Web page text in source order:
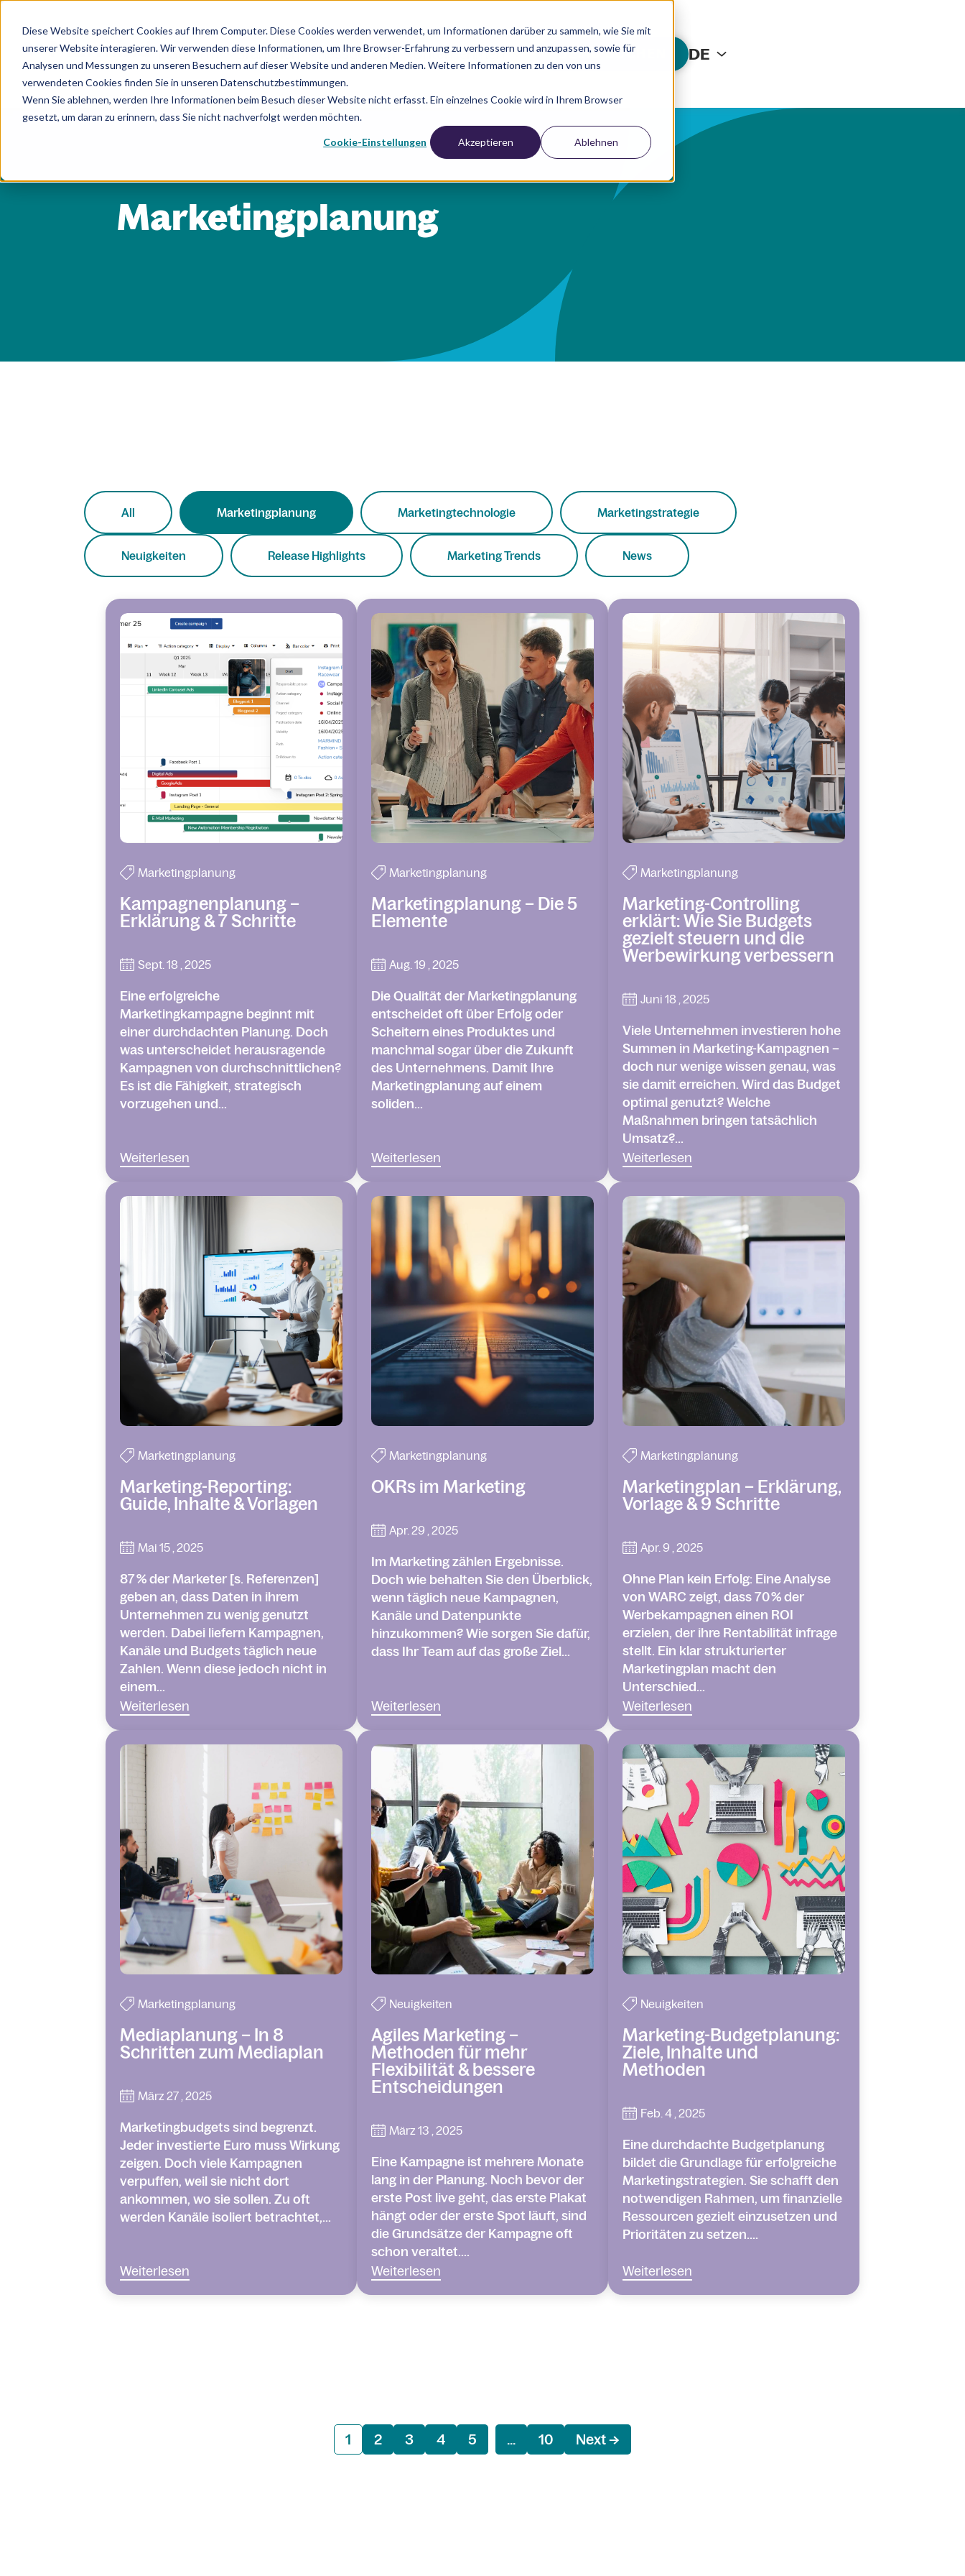
Diese Website speichert Cookies auf Ihrem Computer. Diese Cookies werden verwendet, um Informationen darüber zu sammeln, wie Sie mit
unserer Website interagieren. Wir verwenden diese Informationen, um Ihre Browser-Erfahrung zu verbessern und anzupassen, sowie für
Analysen und Messungen zu unseren Besuchern auf dieser Website und anderen Medien. Weitere Informationen zu den von uns
verwendeten Cookies finden Sie in unseren Datenschutzbestimmungen.
Wenn Sie ablehnen, werden Ihre Informationen beim Besuch dieser Website nicht erfasst. Ein einzelnes Cookie wird in Ihrem Browser
gesetzt, um daran zu erinnern, dass Sie nicht nachverfolgt werden möchten.
Cookie-Einstellungen Akzeptieren Ablehnen
Plattform Branchen Ressourcen Unternehmen DEMO BUCHEN DE
Marketingplanung
All Marketingplanung Marketingtechnologie Marketingstrategie
Neuigkeiten Release Highlights Marketing Trends News
Marketingplanung
Kampagnenplanung –
Erklärung & 7 Schritte
Sept. 18 , 2025
Eine erfolgreiche
Marketingkampagne beginnt mit
einer durchdachten Planung. Doch
was unterscheidet herausragende
Kampagnen von durchschnittlichen?
Es ist die Fähigkeit, strategisch
vorzugehen und...
Weiterlesen
Marketingplanung
Marketingplanung – Die 5
Elemente
Aug. 19 , 2025
Die Qualität der Marketingplanung
entscheidet oft über Erfolg oder
Scheitern eines Produktes und
manchmal sogar über die Zukunft
des Unternehmens. Damit Ihre
Marketingplanung auf einem
soliden...
Weiterlesen
Marketingplanung
Marketing-Controlling
erklärt: Wie Sie Budgets
gezielt steuern und die
Werbewirkung verbessern
Juni 18 , 2025
Viele Unternehmen investieren hohe
Summen in Marketing-Kampagnen –
doch nur wenige wissen genau, was
sie damit erreichen. Wird das Budget
optimal genutzt? Welche
Maßnahmen bringen tatsächlich
Umsatz?...
Weiterlesen
Marketingplanung
Marketing-Reporting:
Guide, Inhalte & Vorlagen
Mai 15 , 2025
87 % der Marketer [s. Referenzen]
geben an, dass Daten in ihrem
Unternehmen zu wenig genutzt
werden. Dabei liefern Kampagnen,
Kanäle und Budgets täglich neue
Zahlen. Wenn diese jedoch nicht in
einem...
Weiterlesen
Marketingplanung
OKRs im Marketing
Apr. 29 , 2025
Im Marketing zählen Ergebnisse.
Doch wie behalten Sie den Überblick,
wenn täglich neue Kampagnen,
Kanäle und Datenpunkte
hinzukommen? Wie sorgen Sie dafür,
dass Ihr Team auf das große Ziel...
Weiterlesen
Marketingplanung
Marketingplan – Erklärung,
Vorlage & 9 Schritte
Apr. 9 , 2025
Ohne Plan kein Erfolg: Eine Analyse
von WARC zeigt, dass 70 % der
Werbekampagnen einen ROI
erzielen, der ihre Rentabilität infrage
stellt. Ein klar strukturierter
Marketingplan macht den
Unterschied...
Weiterlesen
Marketingplanung
Mediaplanung – In 8
Schritten zum Mediaplan
März 27 , 2025
Marketingbudgets sind begrenzt.
Jeder investierte Euro muss Wirkung
zeigen. Doch viele Kampagnen
verpuffen, weil sie nicht dort
ankommen, wo sie sollen. Zu oft
werden Kanäle isoliert betrachtet,...
Weiterlesen
Neuigkeiten
Agiles Marketing –
Methoden für mehr
Flexibilität & bessere
Entscheidungen
März 13 , 2025
Eine Kampagne ist mehrere Monate
lang in der Planung. Noch bevor der
erste Post live geht, das erste Plakat
hängt oder der erste Spot läuft, sind
die Grundsätze der Kampagne oft
schon veraltet....
Weiterlesen
Neuigkeiten
Marketing-Budgetplanung:
Ziele, Inhalte und
Methoden
Feb. 4 , 2025
Eine durchdachte Budgetplanung
bildet die Grundlage für erfolgreiche
Marketingstrategien. Sie schafft den
notwendigen Rahmen, um finanzielle
Ressourcen gezielt einzusetzen und
Prioritäten zu setzen....
Weiterlesen
1 2 3 4 5 ... 10 Next →